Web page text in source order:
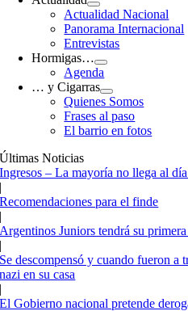
Actualidad Nacional
Panorama Internacional
Entrevistas
Hormigas…
Agenda
… y Cigarras
Quienes Somos
Frases al paso
El barrio en fotos
Últimas Noticias
Ingresos – La mayoría no llega al
|
Recomendaciones para el finde
|
Argentinos Juniors tendrá su
|
Se descompensó y cuando fueron a
nazi en su casa
|
El Gobierno nacional pretende